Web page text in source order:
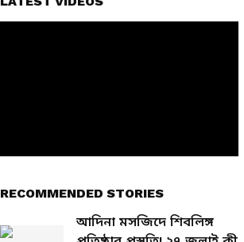
RECOMMENDED STORIES
আদিনা মসজিদে শিবলিঙ্গ